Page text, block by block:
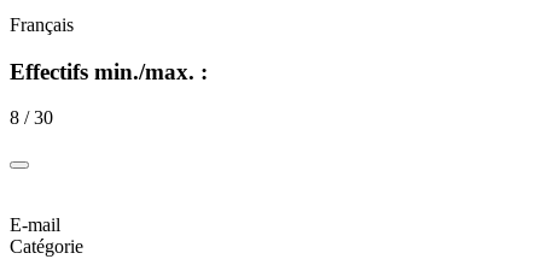
Français
Effectifs min./max. :
8 / 30
E-mail
Catégorie